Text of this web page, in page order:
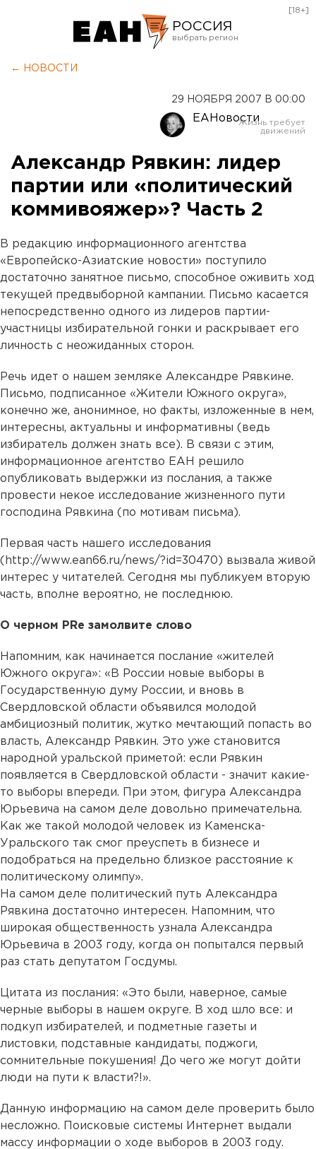
РОССИЯ
Оренбург
[18+]
← НОВОСТИ
29 НОЯБРЯ 2007 В 00:00
ЕАНовости
Александр Рявкин: лидер
партии или «политический
коммивояжер»? Часть 2
В редакцию информационного агентства
«Европейско-Азиатские новости» поступило
достаточно занятное письмо, способное оживить ход
текущей предвыборной кампании. Письмо касается
непосредственно одного из лидеров партии-
участницы избирательной гонки и раскрывает его
личность с неожиданных сторон.
Речь идет о нашем земляке Александре Рявкине.
Письмо, подписанное «Жители Южного округа»,
конечно же, анонимное, но факты, изложенные в нем,
интересны, актуальны и информативны (ведь
избиратель должен знать все). В связи с этим,
информационное агентство ЕАН решило
опубликовать выдержки из послания, а также
провести некое исследование жизненного пути
господина Рявкина (по мотивам письма).
Первая часть нашего исследования
( http://www.ean66.ru/news/?id=30470 ) вызвала живой
интерес у читателей. Сегодня мы публикуем вторую
часть, вполне вероятно, не последнюю.
О черном PRе замолвите слово
Напомним, как начинается послание «жителей
Южного округа»: «В России новые выборы в
Государственную думу России, и вновь в
Свердловской области объявился молодой
амбициозный политик, жутко мечтающий попасть во
власть, Александр Рявкин. Это уже становится
народной уральской приметой: если Рявкин
появляется в Свердловской области - значит какие-
то выборы впереди. При этом, фигура Александра
Юрьевича на самом деле довольно примечательна.
Как же такой молодой человек из Каменска-
Уральского так смог преуспеть в бизнесе и
подобраться на предельно близкое расстояние к
политическому олимпу».
На самом деле политический путь Александра
Рявкина достаточно интересен. Напомним, что
широкая общественность узнала Александра
Юрьевича в 2003 году, когда он попытался первый
раз стать депутатом Госдумы.
Цитата из послания: «Это были, наверное, самые
черные выборы в нашем округе. В ход шло все: и
подкуп избирателей, и подметные газеты и
листовки, подставные кандидаты, поджоги,
сомнительные покушения! До чего же могут дойти
люди на пути к власти?!».
Данную информацию на самом деле проверить было
несложно. Поисковые системы Интернет выдали
массу информации о ходе выборов в 2003 году.